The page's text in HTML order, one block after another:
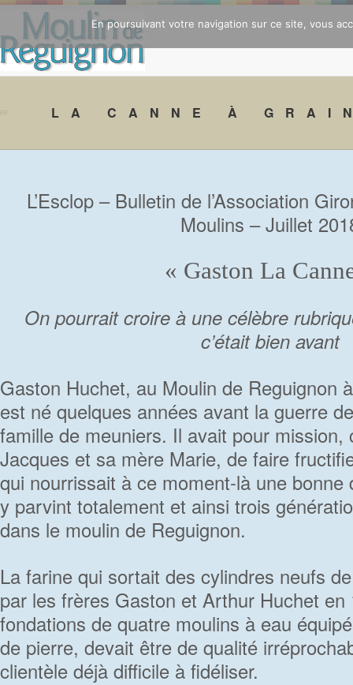
LA CANNE À
L’Esclop – Bulletin de l’Association
Moulins – Juillet
« Gaston La
On pourrait croire à une célèbre
c’était bien avant
Gaston Huchet, au Moulin de Reguignon
est né quelques années avant la guerre
famille de meuniers. Il avait pour mission,
Jacques et sa mère Marie, de faire
qui nourrissait à ce moment-là une bonne
y parvint totalement et ainsi trois
dans le moulin de Reguignon.
La farine qui sortait des cylindres neufs
par les frères Gaston et Arthur Huchet en
fondations de quatre moulins à eau
de pierre, devait être de qualité
clientèle déjà difficile à fidéliser.
En poursuivant votre navigation sur ce site, vous